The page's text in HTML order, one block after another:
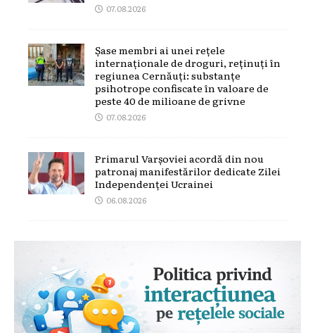
07.08.2026
Șase membri ai unei rețele
internaționale de droguri, reținuți în
regiunea Cernăuți: substanțe
psihotrope confiscate în valoare de
peste 40 de milioane de grivne
07.08.2026
Primarul Varșoviei acordă din nou
patronaj manifestărilor dedicate Zilei
Independenței Ucrainei
06.08.2026